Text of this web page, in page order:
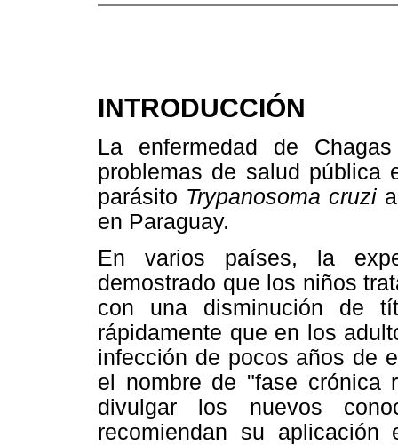
INTRODUCCIÓN
La enfermedad de
problemas de salud pública
parásito Trypanosoma cruzi
en Paraguay.
En varios países, la
demostrado que los niños
con una disminución de
rápidamente que en los
infección de pocos años de
el nombre de "fase crónica
divulgar los nuevos
recomiendan su